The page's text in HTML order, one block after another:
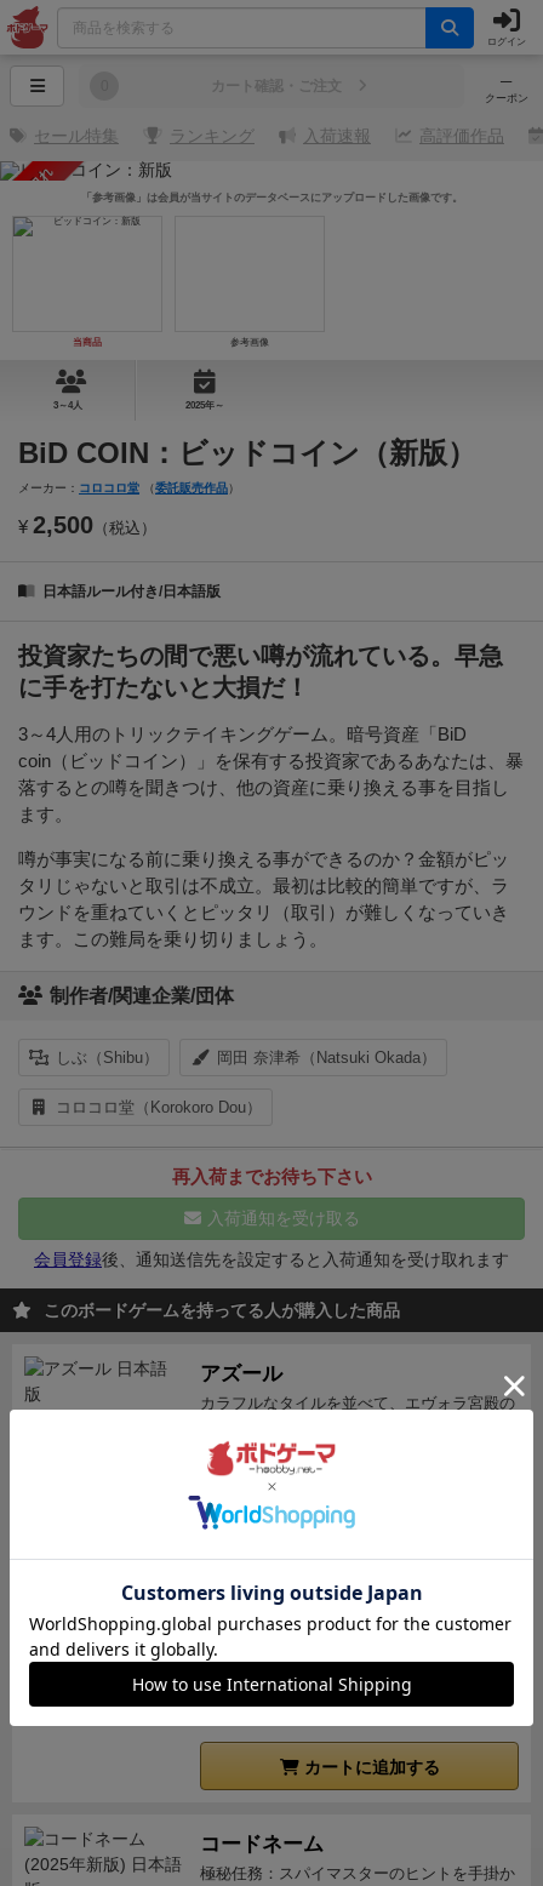
ログイン
─
クーポン
カート確認・ご注文
セール特集 ランキング 入荷速報 高評価作品
売り切れ
当商品 参考画像
「参考画像」は会員が当サイトのデータベースにアップロードした画像です。
3～4人 2025年～
BiD COIN：ビッドコイン（新版）
メーカー： コロコロ堂 （委託販売作品）
¥ 2,500 （税込）
日本語ルール付き/日本語版
投資家たちの間で悪い噂が流れている。早急
に手を打たないと大損だ！
3～4人用のトリックテイキングゲーム。暗号資産「BiD
coin（ビッドコイン）」を保有する投資家であるあなたは、暴
落するとの噂を聞きつけ、他の資産に乗り換える事を目指し
ます。
噂が事実になる前に乗り換える事ができるのか？金額がピッ
タリじゃないと取引は不成立。最初は比較的簡単ですが、ラ
ウンドを重ねていくとピッタリ（取引）が難しくなっていき
ます。この難局を乗り切りましょう。
制作者/関連企業/団体
しぶ（Shibu） 岡田 奈津希（Natsuki Okada）
コロコロ堂（Korokoro Dou）
再入荷までお待ち下さい
入荷通知を受け取る
会員登録後、通知送信先を設定すると入荷通知を受け取れます
このボードゲームを持ってる人が購入した商品
アズール
カラフルなタイルを並べて、エヴォラ宮殿の
6,600（税込）
カートに追加する
おばけキャッチ
可愛い木のおばけコマ。脳をひねって全力ス
ピード勝負。
¥ 2,500（税込）
カートに追加する
コードネーム
極秘任務：スパイマスターのヒントを手掛か